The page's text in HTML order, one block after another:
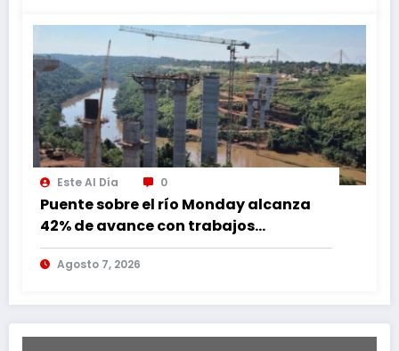
Este Al Día 0
Puente sobre el río Monday alcanza
42% de avance con trabajos
continuos
Agosto 7, 2026